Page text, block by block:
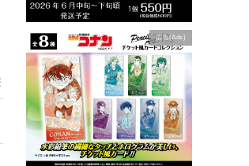
広告(Ads)